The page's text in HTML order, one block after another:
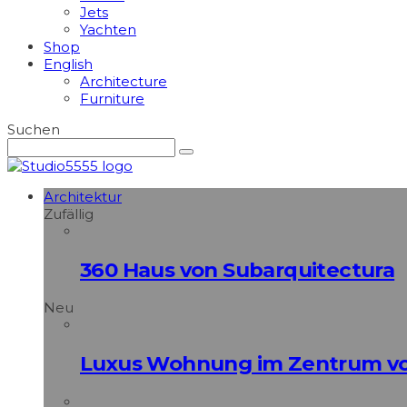
Jets
Yachten
Shop
English
Architecture
Furniture
Suchen
Architektur
Zufällig
360 Haus von Subarquitectura
Neu
Luxus Wohnung im Zentrum